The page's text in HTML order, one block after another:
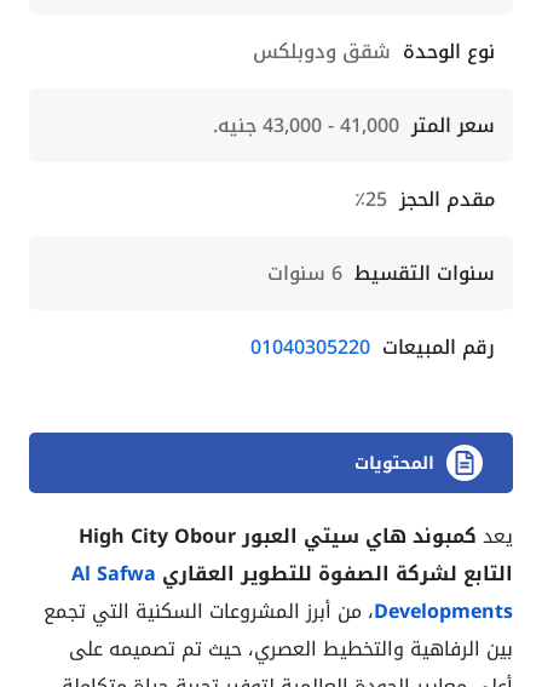
نوع الوحدة شقق ودوبلكس
سعر المتر 41,000 - 43,000 جنيه.
مقدم الحجز 25٪
سنوات التقسيط 6 سنوات
رقم المبيعات 01040305220
المحتويات
يعد
كمبوند هاي سيتي العبور High City Obour
التابع لشركة الصفوة للتطوير العقاري Al Safwa
Developments، من أبرز المشروعات السكنية التي تجمع
بين الرفاهية والتخطيط العصري، حيث تم تصميمه على